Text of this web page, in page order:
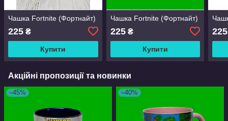
Чашка Fortnite (Фортнайт)
225 ₴
Купити
Чашка Fortnite (Фортнайт)
225₴
Купити
225
Акційні пропозиції та новинки
–45% –40%